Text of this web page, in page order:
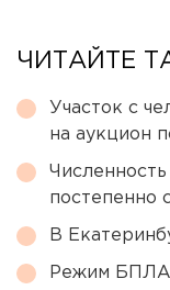
ЧИТАЙТЕ
Участок с
на аукцион
постепенно
В
Режим